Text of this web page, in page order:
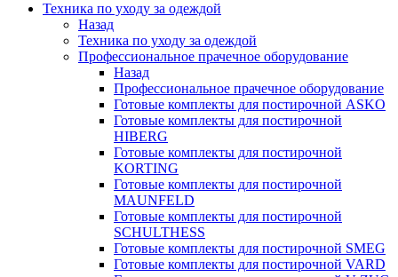
Техника по уходу за одеждой
Назад
Техника по уходу за одеждой
Профессиональное прачечное оборудование
Назад
Профессиональное прачечное оборудование
Готовые комплекты для постирочной ASKO
Готовые комплекты для постирочной
HIBERG
Готовые комплекты для постирочной
KORTING
Готовые комплекты для постирочной
MAUNFELD
Готовые комплекты для постирочной
SCHULTHESS
Готовые комплекты для постирочной SMEG
Готовые комплекты для постирочной VARD